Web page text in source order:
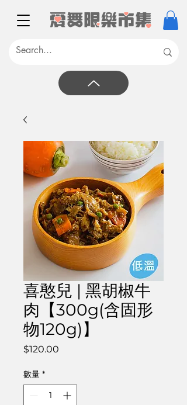
喜憨兒 | 黑胡椒牛
肉【300g(含固形
物120g)】
$120.00
數量 *